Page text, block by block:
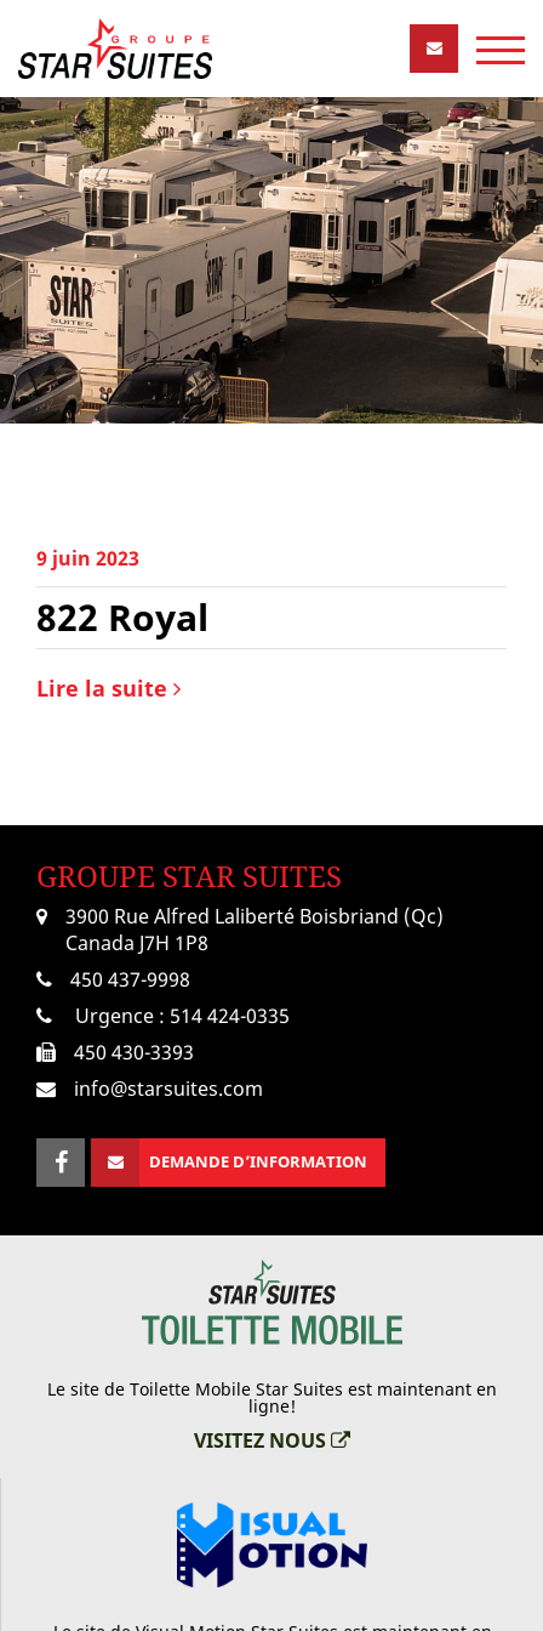
9 juin 2023
822 Royal
Lire la suite
GROUPE STAR SUITES
3900 Rue Alfred Laliberté Boisbriand (Qc)
Canada J7H 1P8
450 437-9998
Urgence : 514 424-0335
450 430-3393
info@starsuites.com
DEMANDE D’INFORMATION
Le site de Toilette Mobile Star Suites est maintenant en
ligne!
VISITEZ NOUS